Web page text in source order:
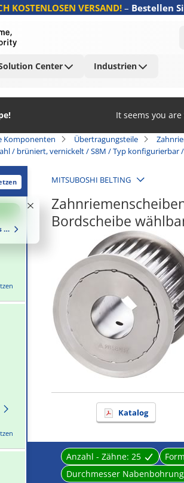
KOSTENLOSEN VERSAND!– Bestellen
Center Industrien
It seems you
Komponenten Übertragungsteile
/ brüniert, vernickelt / S8M / Typ
und Lieferzeiten
MITSUBOSHI BELTING
Bordscheibe
Katalog
Anzahl - Zähne: 25
Durchmesser